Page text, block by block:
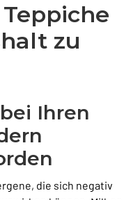
zu
Ihren
die sich negativ